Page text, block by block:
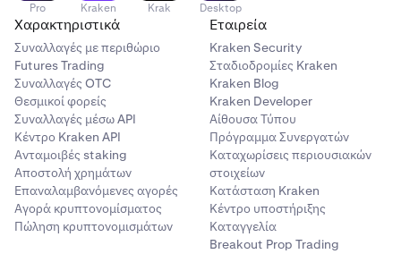
Pro Kraken Krak Desktop
Χαρακτηριστικά
Συναλλαγές με περιθώριο
Futures Trading
Συναλλαγές OTC
Θεσμικοί φορείς
Συναλλαγές μέσω API
Κέντρο Kraken API
Ανταμοιβές staking
Αποστολή χρημάτων
Επαναλαμβανόμενες αγορές
Αγορά κρυπτονομίσματος
Πώληση κρυπτονομισμάτων
Εταιρεία
Kraken Security
Σταδιοδρομίες Kraken
Kraken Blog
Kraken Developer
Αίθουσα Τύπου
Πρόγραμμα Συνεργατών
Καταχωρίσεις περιουσιακών
στοιχείων
Κατάσταση Kraken
Κέντρο υποστήριξης
Καταγγελία
Breakout Prop Trading